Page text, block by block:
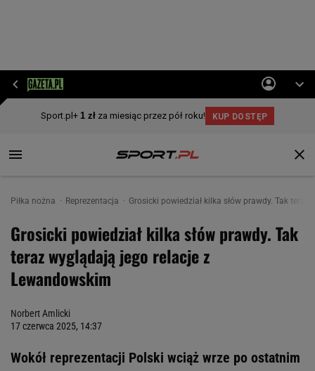
Piłka nożna Reprezentacja Grosicki powiedział kilka słów prawdy. Tak
Grosicki powiedział kilka słów prawdy. Tak
teraz wyglądają jego relacje z
Lewandowskim
Norbert Amlicki
17 czerwca 2025, 14:37
Wokół reprezentacji Polski wciąż wrze po ostatnim